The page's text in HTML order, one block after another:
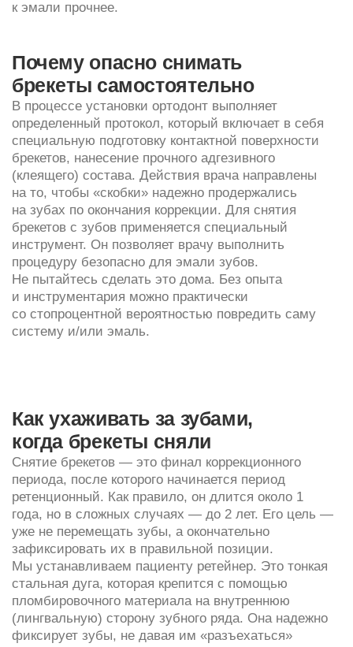
когда брекеты сняли
Снятие брекетов — это финал коррекционного
периода, после которого начинается период
ретенционный. Как правило, он длится около 1
года, но в сложных случаях — до 2 лет. Его цель —
уже не перемещать зубы, а окончательно
зафиксировать их в правильной позиции.
Мы устанавливаем пациенту ретейнер. Это тонкая
стальная дуга, которая крепится с помощью
пломбировочного материала на внутреннюю
(лингвальную) сторону зубного ряда. Она надежно
фиксирует зубы, не давая им «разъехаться»
и частично вернуться в прежнее положение.
Со стороны конструкция будет незаметна, поэтому
не создает эстетических проблем. Пациент уже
может очаровательно улыбаться, открыто
демонстрируя выровненные зубы. В ряде случаев
(показания определяет врач) ретейнером служит
прозрачная капа, которую нужно носить
определенное количество часов в сутки.
Уход проще, чем за самой системой,
и заключается в стандартной двукратной
ежедневной чистке зубного налета. Особенное
внимание следует уделять внутренней стороне
зубов, где установлен ретейнер. Раз в 5−6 месяцев
обязательно посещение нашей клиники для
профессиональной чистки, иначе возрастет риск
кариозного поражения зубов.
Этапы снятия брекет-систем